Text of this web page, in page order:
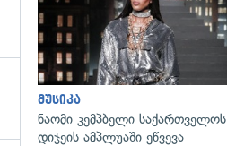
მუსიკა
ნაომი კემპბელი საქართველოს
დიჯეის ამპლუაში ეწვევა